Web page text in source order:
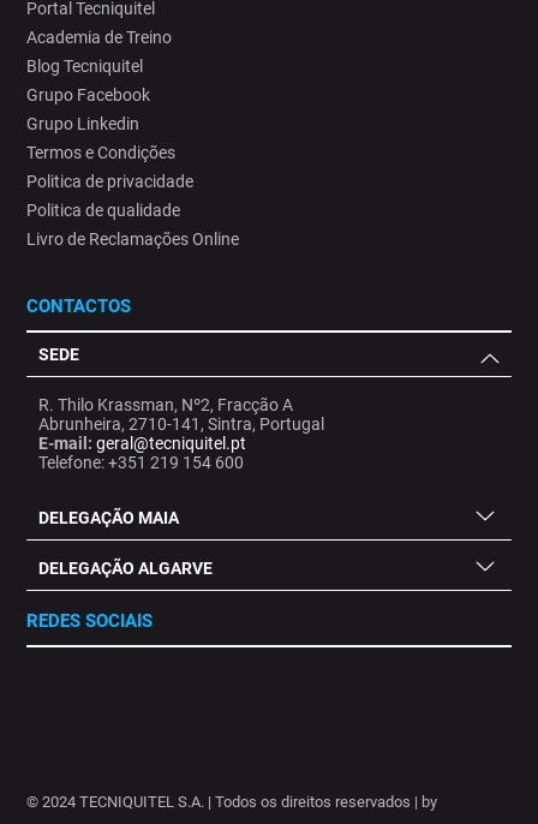
Portal Tecniquitel
Academia de Treino
Blog Tecniquitel
Grupo Facebook
Grupo Linkedin
Termos e Condições
Politica de privacidade
Politica de qualidade
Livro de Reclamações Online
CONTACTOS
SEDE
R. Thilo Krassman, Nº2, Fracção A
Abrunheira, 2710-141, Sintra, Portugal
E-mail: geral@tecniquitel.pt
Telefone: +351 219 154 600
DELEGAÇÃO MAIA
DELEGAÇÃO ALGARVE
REDES SOCIAIS
© 2024 TECNIQUITEL S.A. | Todos os direitos reservados | by